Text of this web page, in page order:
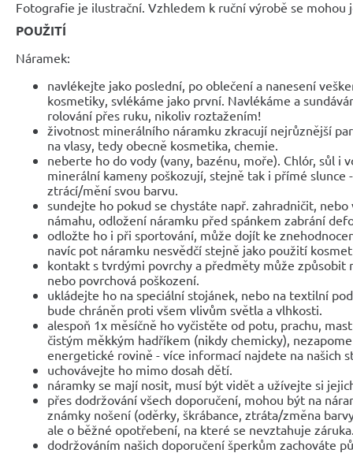
Fotografie je ilustrační. Vzhledem k ruční výrobě se
POUŽITÍ
Náramek:
navlékejte jako poslední, po oblečení a nanesení
kosmetiky, svlékáme jako první. Navlékáme a
rolování přes ruku, nikoliv roztažením!
životnost minerálního náramku zkracují nejrůznější
na vlasy, tedy obecně kosmetika, chemie.
neberte ho do vody (vany, bazénu, moře). Chlór, sůl i
minerální kameny poškozují, stejně tak i přímé slunce
ztrácí/mění svou barvu.
sundejte ho pokud se chystáte např. zahradničit,
námahu, odložení náramku před spánkem zabrání
odložte ho i při sportování, může dojít ke
navíc pot náramku nesvědčí stejně jako použití
kontakt s tvrdými povrchy a předměty může způsobit
nebo povrchová poškození.
ukládejte ho na speciální stojánek, nebo na textilní
bude chráněn proti všem vlivům světla a vlhkosti.
alespoň 1x měsíčně ho vyčistěte od potu, prachu,
čistým měkkým hadříkem (nikdy chemicky),
energetické rovině - více informací najdete na našich
uchovávejte ho mimo dosah dětí.
náramky se mají nosit, musí být vidět a užívejte si
přes dodržování všech doporučení, mohou být na
známky nošení (oděrky, škrábance, ztráta/změna
ale o běžné opotřebení, na které se nevztahuje
dodržováním našich doporučení šperkům zachováte